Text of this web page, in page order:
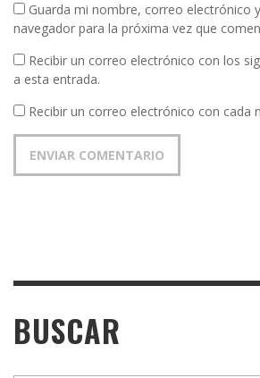
Guarda mi nombre, correo electrónico
navegador para la próxima vez que
Recibir un correo electrónico con los
a esta entrada.
Recibir un correo electrónico con cada
BUSCAR